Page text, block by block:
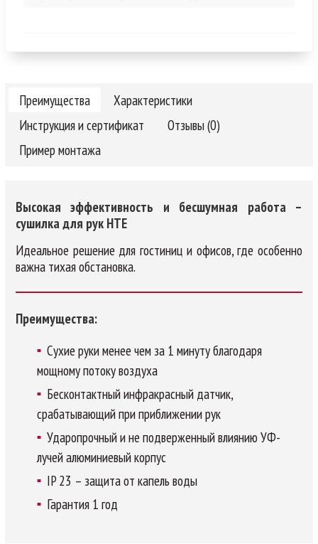
Преимущества
Характеристики
Инструкция и сертификат
Отзывы (0)
Пример монтажа
Высокая эффективность и бесшумная работа –
сушилка для рук HTE
Идеальное решение для гостиниц и офисов, где особенно
важна тихая обстановка.
Преимущества:
Сухие руки менее чем за 1 минуту благодаря
мощному потоку воздуха
Бесконтактный инфракрасный датчик,
срабатывающий при приближении рук
Ударопрочный и не подверженный влиянию УФ-
лучей алюминиевый корпус
IP 23 – защита от капель воды
Гарантия 1 год